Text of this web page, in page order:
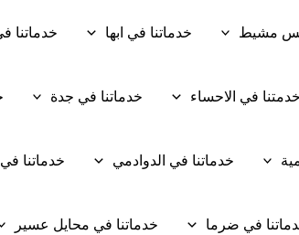
مشيط خدماتنا في ابها خدماتنا
خدمتنا في الاحساء خدماتنا في جدة
خدماتنا في الدوادمي خدماتنا
في ضرما خدماتنا في محايل عسير